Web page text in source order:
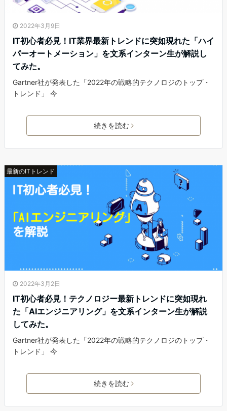
2022年3月9日
IT初心者必見！IT業界最新トレンドに突如現れた「ハイ
パーオートメーション」を文系インターン生が解説し
てみた。
Gartner社が発表した「2022年の戦略的テクノロジのトップ・
トレンド」 今
続きを読む
最新のITトレンド
2022年3月2日
IT初心者必見！テクノロジー最新トレンドに突如現れ
た「AIエンジニアリング」を文系インターン生が解説
してみた。
Gartner社が発表した「2022年の戦略的テクノロジのトップ・
トレンド」 今
続きを読む